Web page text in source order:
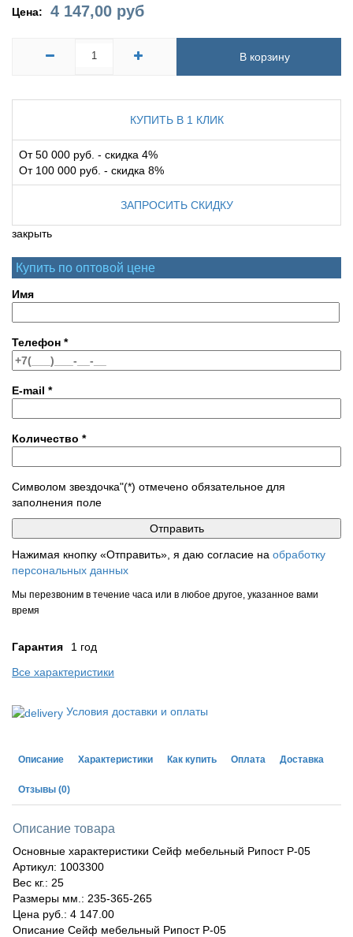
Цена: 4 147,00 руб
В корзину
КУПИТЬ В 1 КЛИК
От 50 000 руб. - скидка 4%
От 100 000 руб. - скидка 8%
ЗАПРОСИТЬ СКИДКУ
закрыть
Купить по оптовой цене
Имя
Телефон *
E-mail *
Количество *
Символом звездочка"(*) отмечено обязательное для
заполнения поле
Нажимая кнопку «Отправить», я даю согласие на обработку
персональных данных
Мы перезвоним в течение часа или в любое другое, указанное вами
время
Гарантия
1 год
Все характеристики
Условия доставки и оплаты
Описание Характеристики Как купить Оплата Доставка
Отзывы (0)
Описание товара
Основные характеристики Сейф мебельный Рипост Р-05
Артикул: 1003300
Вес кг.: 25
Размеры мм.: 235-365-265
Цена руб.: 4 147.00
Описание Сейф мебельный Рипост Р-05